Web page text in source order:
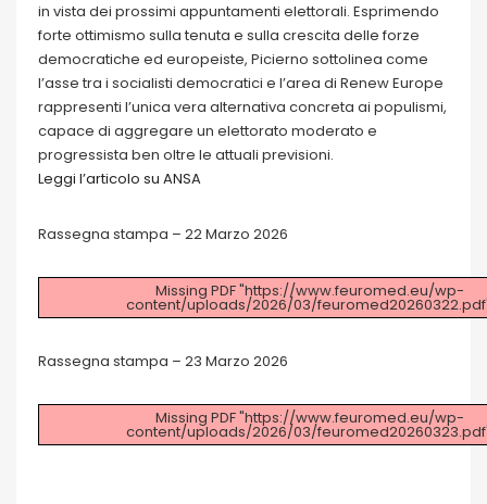
in vista dei prossimi appuntamenti elettorali. Esprimendo
forte ottimismo sulla tenuta e sulla crescita delle forze
democratiche ed europeiste, Picierno sottolinea come
l’asse tra i socialisti democratici e l’area di Renew Europe
rappresenti l’unica vera alternativa concreta ai populismi,
capace di aggregare un elettorato moderato e
progressista ben oltre le attuali previsioni.
Leggi l’articolo su ANSA
Rassegna stampa – 22 Marzo 2026
Missing PDF "https://www.feuromed.eu/wp-
content/uploads/2026/03/
Rassegna stampa – 23 Marzo 2026
Missing PDF "https://www.feuromed.eu/wp-
content/uploads/2026/03/